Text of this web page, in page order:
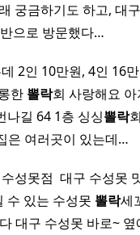
궁금하기도 하고, 대
으로 방문했다…
2인 10만원, 4인 16
한 뽈락회 사랑해요
나길 64 1층 싱싱뽈락
은 여러곳이 있는데…
성못점 ​ 대구 수성못
수 있는 수성못 뽈락세
대구 수성못 바로~